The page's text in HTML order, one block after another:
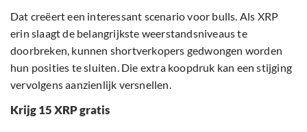
Dat creëert een interessant scenario voor bulls. Als XRP
erin slaagt de belangrijkste weerstandsniveaus te
doorbreken, kunnen shortverkopers gedwongen worden
hun posities te sluiten. Die extra koopdruk kan een stijging
vervolgens aanzienlijk versnellen.
Krijg 15 XRP gratis